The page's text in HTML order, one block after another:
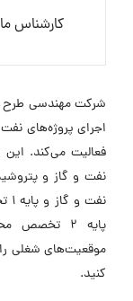
کارشناس
شرکت مهندسی طرح و
پایه ۲
موقعیت‌های شغلی
کنید.